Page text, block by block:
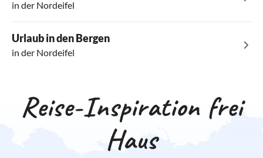
in der Nordeifel
Urlaub in den Bergen
in der Nordeifel
Reise-Inspiration frei
Haus